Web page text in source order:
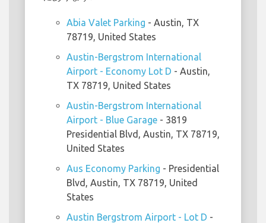
Abia Valet Parking - Austin, TX
78719, United States
Austin-Bergstrom International
Airport - Economy Lot D - Austin,
TX 78719, United States
Austin-Bergstrom International
Airport - Blue Garage - 3819
Presidential Blvd, Austin, TX 78719,
United States
Aus Economy Parking - Presidential
Blvd, Austin, TX 78719, United
States
Austin Bergstrom Airport - Lot D -